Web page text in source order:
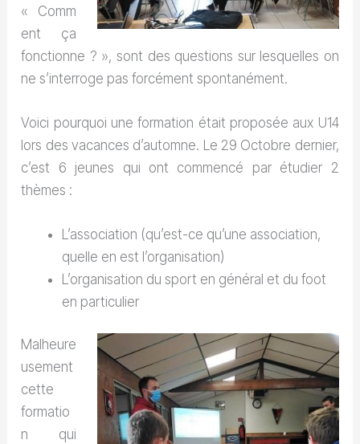
« Comm
ent ça
fonctionne ? », sont des questions sur lesquelles on
ne s’interroge pas forcément spontanément.
Voici pourquoi une formation était proposée aux U14
lors des vacances d’automne. Le 29 Octobre dernier,
c’est 6 jeunes qui ont commencé par étudier 2
thèmes :
L’association (qu’est-ce qu’une association,
quelle en est l’organisation)
L’organisation du sport en général et du foot
en particulier
Malheure
usement
cette
formatio
n qui